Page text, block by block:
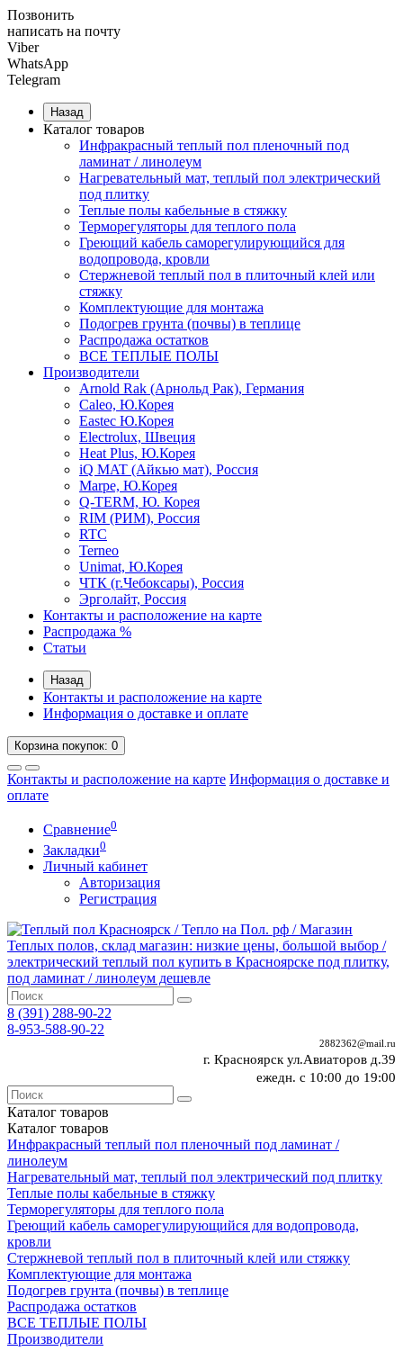
Позвонить
написать на почту
Viber
WhatsApp
Telegram
Назад
Каталог товаров
Инфракрасный теплый пол пленочный под
ламинат / линолеум
Нагревательный мат, теплый пол электрический
под плитку
Теплые полы кабельные в стяжку
Терморегуляторы для теплого пола
Греющий кабель саморегулирующийся для
водопровода, кровли
Cтержневой теплый пол в плиточный клей или
стяжку
Комплектующие для монтажа
Подогрев грунта (почвы) в теплице
Распродажа остатков
ВСЕ ТЕПЛЫЕ ПОЛЫ
Производители
Arnold Rak (Арнольд Рак), Германия
Caleo, Ю.Корея
Eastec Ю.Корея
Electrolux, Швеция
Heat Plus, Ю.Корея
iQ MAT (Айкью мат), Россия
Marpe, Ю.Корея
Q-TERM, Ю. Корея
RIM (РИМ), Россия
RTC
Terneo
Unimat, Ю.Корея
ЧТК (г.Чебоксары), Россия
Эрголайт, Россия
Контакты и расположение на карте
Распродажа %
Статьи
Назад
Контакты и расположение на карте
Информация о доставке и оплате
Корзинапокупок: 0
Контакты и расположение на карте Информация о доставке и
оплате
Сравнение0
Закладки0
Личный кабинет
Авторизация
Регистрация
8 (391) 288-90-22
8-953-588-90-22
2882362@mail.ru
г. Красноярск ул.Авиаторов д.39
ежедн. с 10:00 до 19:00
Каталог товаров
Каталог товаров
Инфракрасный теплый пол пленочный под ламинат /
линолеум
Нагревательный мат, теплый пол электрический под плитку
Теплые полы кабельные в стяжку
Терморегуляторы для теплого пола
Греющий кабель саморегулирующийся для водопровода,
кровли
Cтержневой теплый пол в плиточный клей или стяжку
Комплектующие для монтажа
Подогрев грунта (почвы) в теплице
Распродажа остатков
ВСЕ ТЕПЛЫЕ ПОЛЫ
Производители